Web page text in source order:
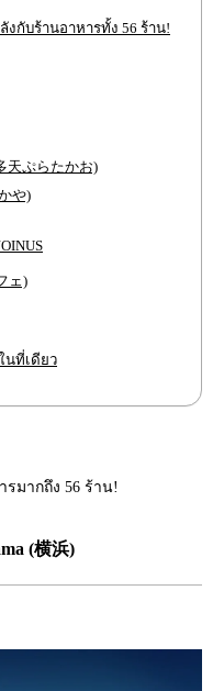
กับร้านอาหารทั้ง 56 ร้าน!
天ぷらたかお)
や)
ェ)
นที่เดียว
รมากถึง 56 ร้าน!
(横浜)